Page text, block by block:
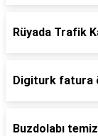
Rüyada Trafik
Digiturk fatura
Buzdolabı